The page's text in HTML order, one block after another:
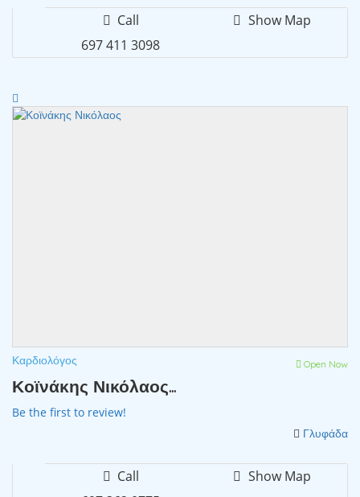
Call
697 411 3098
Show Map
Καρδιολόγος Open Now
Κοϊνάκης Νικόλαος...
Be the first to review!
Γλυφάδα
Call
Show Map